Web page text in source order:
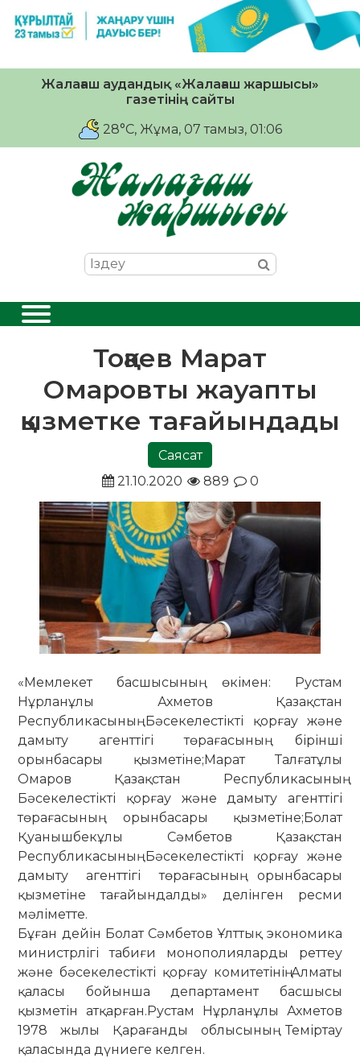
Жалағаш аудандық «Жалағаш жаршысы»
газетінің сайты
28°C, Жұма, 07 тамыз, 01:06
Тоқаев Марат
Омаровты жауапты
қызметке тағайындады
Саясат
21.10.2020
889 0
«Мемлекет басшысының өкімен: Рустам
Нұрланұлы Ахметов Қазақстан
Республикасының Бәсекелестікті қорғау және
дамыту агенттігі төрағасының бірінші
орынбасары қызметіне;Марат Талғатұлы
Омаров Қазақстан Республикасының
Бәсекелестікті қорғау және дамыту агенттігі
төрағасының орынбасары қызметіне;Болат
Қуанышбекұлы Сәмбетов Қазақстан
Республикасының Бәсекелестікті қорғау және
дамыту агенттігі төрағасының орынбасары
қызметіне тағайындалды» делінген ресми
мәліметте.
Бұған дейін Болат Сәмбетов Ұлттық экономика
министрлігі табиғи монополияларды реттеу
және бәсекелестікті қорғау комитетінің Алматы
қаласы бойынша департамент басшысы
қызметін атқарған.Рустам Нұрланұлы Ахметов
1978 жылы Қарағанды облысының Теміртау
қаласында дүниеге келген.